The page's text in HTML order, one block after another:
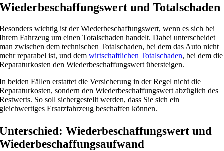
Wiederbeschaffungswert und Totalschaden
Besonders wichtig ist der Wiederbeschaffungswert, wenn es sich bei
Ihrem Fahrzeug um einen Totalschaden handelt. Dabei unterscheidet
man zwischen dem technischen Totalschaden, bei dem das Auto nicht
mehr reparabel ist, und demwirtschaftlichen Totalschaden, bei dem die
Reparaturkosten den Wiederbeschaffungswert übersteigen.
In beiden Fällen erstattet die Versicherung in der Regel nicht die
Reparaturkosten, sondern den Wiederbeschaffungswert abzüglich des
Restwerts. So soll sichergestellt werden, dass Sie sich ein
gleichwertiges Ersatzfahrzeug beschaffen können.
Unterschied: Wiederbeschaffungswert und
Wiederbeschaffungsaufwand